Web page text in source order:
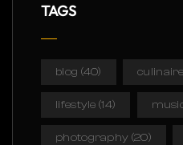
TAGS
blog (40) culinaire
lifestyle (14)
photography (20)